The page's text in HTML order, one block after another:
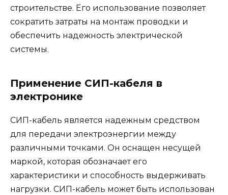
строительстве. Его использование позволяет
сократить затраты на монтаж проводки и
обеспечить надежность электрической
системы.
Применение СИП-кабеля в
электронике
СИП-кабель является надежным средством
для передачи электроэнергии между
различными точками. Он оснащен несущей
маркой, которая обозначает его
характеристики и способность выдерживать
нагрузки. СИП-кабель может быть использован